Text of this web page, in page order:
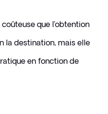
que l’obtention
la destination, mais elle
en fonction de